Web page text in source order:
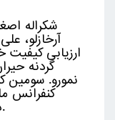
شکراله
ارزیابی
گردنه
نمورو. سومین
کنفرانس
دانشگاه محقق اردبیلی، اردبيل.